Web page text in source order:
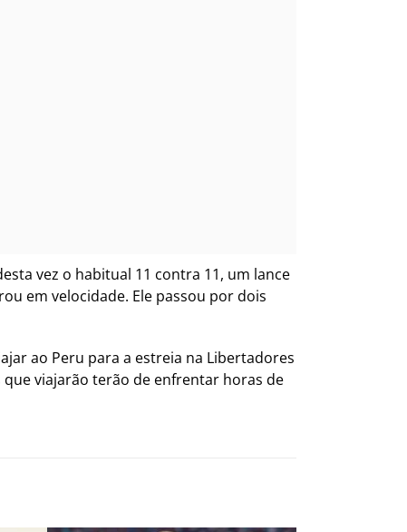
vez o habitual 11 contra 11, um lance
em velocidade. Ele passou por dois
ao Peru para a estreia na Libertadores
viajarão terão de enfrentar horas de